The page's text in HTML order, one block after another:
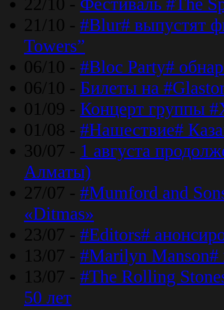
22/10 - Фестиваль #The
21/10 - #Blur# выпустят
Towers”
06/10 - #Bloc Party#
06/10 - Билеты на
01/09 - Концерт группы
01/08 - #Нашествие#
30/07 - 1 августа
Алматы)
27/07 - #Mumford and
«Ditmas»
23/07 - #Editors#
13/07 - #Marilyn Manson#
13/07 - #The Rolling
50 лет